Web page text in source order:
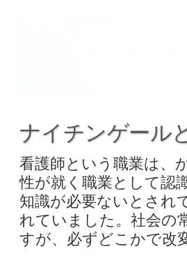
ナイチンゲール
看護師という職業は、
性が就く職業として認
知識が必要ないとされ
れていました。社会の
すが、必ずどこかで改